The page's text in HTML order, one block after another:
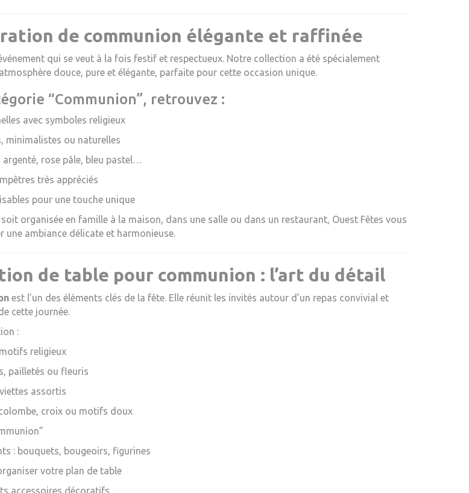
de communion élégante et raffinée
qui se veut à la fois festif et respectueux. Notre collection a été spécialement
douce, pure et élégante, parfaite pour cette occasion unique.
“Communion”, retrouvez :
avec symboles religieux
minimalistes ou naturelles
rose pâle, bleu pastel…
très appréciés
pour une touche unique
organisée en famille à la maison, dans une salle ou dans un restaurant, Ouest Fêtes vous
une ambiance délicate et harmonieuse.
de table pour communion : l’art du détail
est l’un des éléments clés de la fête. Elle réunit les invités autour d’un repas convivial et
cette journée.
:
religieux
pailletés ou fleuris
assortis
croix ou motifs doux
: bouquets, bougeoirs, figurines
votre plan de table
accessoires décoratifs